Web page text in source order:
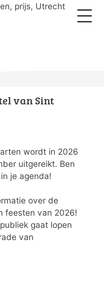
prijs, Utrecht
van Sint
wordt in 2026
uitgereikt. Ben
je agenda!
over de
feesten van 2026!
gaat lopen
van